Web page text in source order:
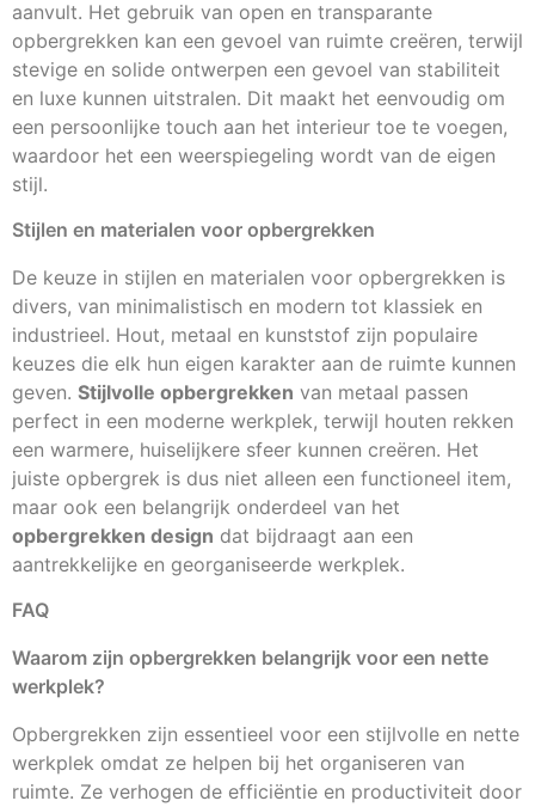
aanvult. Het gebruik van open en transparante
opbergrekken kan een gevoel van ruimte creëren, terwijl
stevige en solide ontwerpen een gevoel van stabiliteit
en luxe kunnen uitstralen. Dit maakt het eenvoudig om
een persoonlijke touch aan het interieur toe te voegen,
waardoor het een weerspiegeling wordt van de eigen
stijl.
Stijlen en materialen voor opbergrekken
De keuze in stijlen en materialen voor opbergrekken is
divers, van minimalistisch en modern tot klassiek en
industrieel. Hout, metaal en kunststof zijn populaire
keuzes die elk hun eigen karakter aan de ruimte kunnen
geven. Stijlvolle opbergrekken van metaal passen
perfect in een moderne werkplek, terwijl houten rekken
een warmere, huiselijkere sfeer kunnen creëren. Het
juiste opbergrek is dus niet alleen een functioneel item,
maar ook een belangrijk onderdeel van het
opbergrekken design dat bijdraagt aan een
aantrekkelijke en georganiseerde werkplek.
FAQ
Waarom zijn opbergrekken belangrijk voor een nette
werkplek?
Opbergrekken zijn essentieel voor een stijlvolle en nette
werkplek omdat ze helpen bij het organiseren van
ruimte. Ze verhogen de efficiëntie en productiviteit door